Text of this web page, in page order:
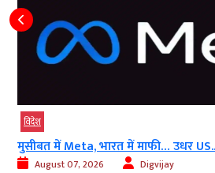
अंतरिक्ष में भारतवंशी अनिल मेनन
August 07, 2026